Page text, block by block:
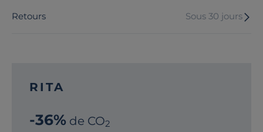
Retours Sous 30 jours
RITA
-36% de CO2